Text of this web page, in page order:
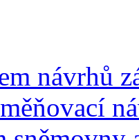
návrhů